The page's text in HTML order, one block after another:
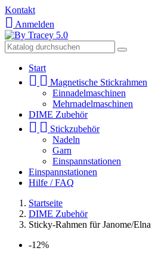
Kontakt
 Anmelden
Start
  Magnetische Stickrahmen
Einnadelmaschinen
Mehrnadelmaschinen
DIME Zubehör
  Stickzubehör
Nadeln
Garn
Einspannstationen
Einspannstationen
Hilfe / FAQ
Startseite
DIME Zubehör
Sticky-Rahmen für Janome/Elna
-12%